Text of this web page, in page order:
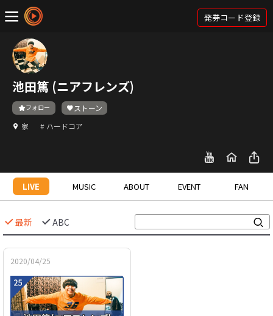
発券コード登録
池田篤 (ニアフレンズ)
フォロー
ストーン
家
# ハードコア
LIVE MUSIC ABOUT EVENT FAN
最新 ABC
2020/04/25